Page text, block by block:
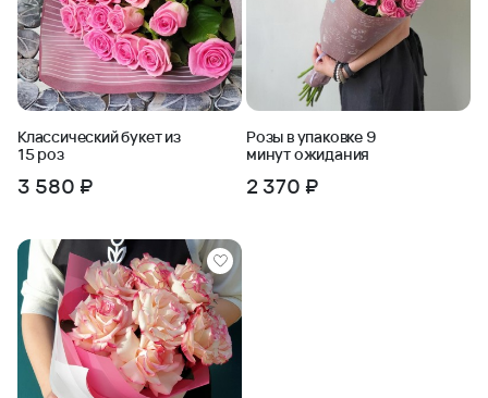
Классический букет из
15 роз
3 580 ₽
Розы в упаковке 9
минут ожидания
2 370 ₽